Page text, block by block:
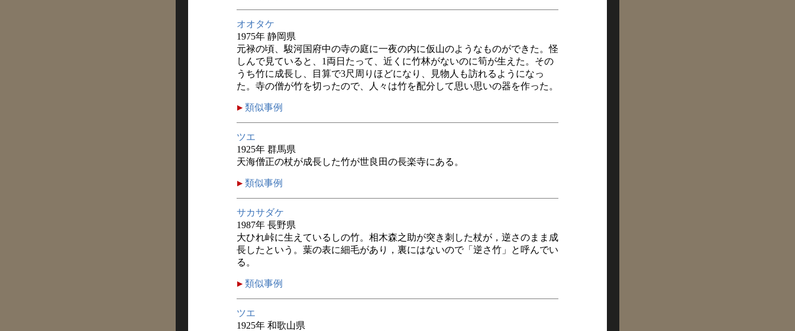
オオタケ
1975年 静岡県
元禄の頃、駿河国府中の寺の庭に一夜の内に仮山のようなものができた。怪
しんで見ていると、1両日たって、近くに竹林がないのに筍が生えた。その
うち竹に成長し、目算で3尺周りほどになり、見物人も訪れるようになっ
た。寺の僧が竹を切ったので、人々は竹を配分して思い思いの器を作った。
類似事例
ツエ
1925年 群馬県
天海僧正の杖が成長した竹が世良田の長楽寺にある。
類似事例
サカサダケ
1987年 長野県
大ひれ峠に生えているしの竹。相木森之助が突き刺した杖が，逆さのまま成
長したという。葉の表に細毛があり，裏にはないので「逆さ竹」と呼んでい
る。
類似事例
ツエ
1925年 和歌山県